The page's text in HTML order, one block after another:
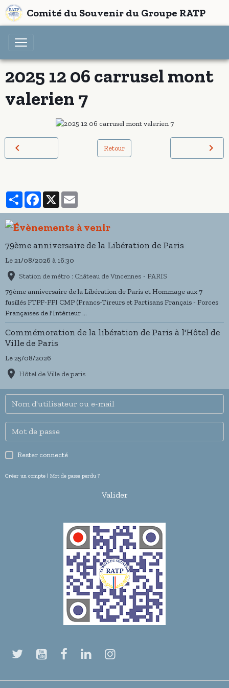
Comité du Souvenir du Groupe RATP
2025 12 06 carrusel mont
valerien 7
Retour
PartagerFacebook
X
79ème anniversaire de la Libération de Paris
Le 21/08/2026 à 16:30
Station de métro : Château de Vincennes - PARIS
79ème anniversaire de la Libération de Paris et Hommage aux 7
fusillés FTPF-FFI CMP (Francs-Tireurs et Partisans Français - Forces
Françaises de l'Intèrieur ...
Commémoration de la libération de Paris à l'Hôtel de
Ville de Paris
Le 25/08/2026
Hôtel de Ville de paris
Rester connecté
Créer un compte | Mot de passe perdu ?
Valider